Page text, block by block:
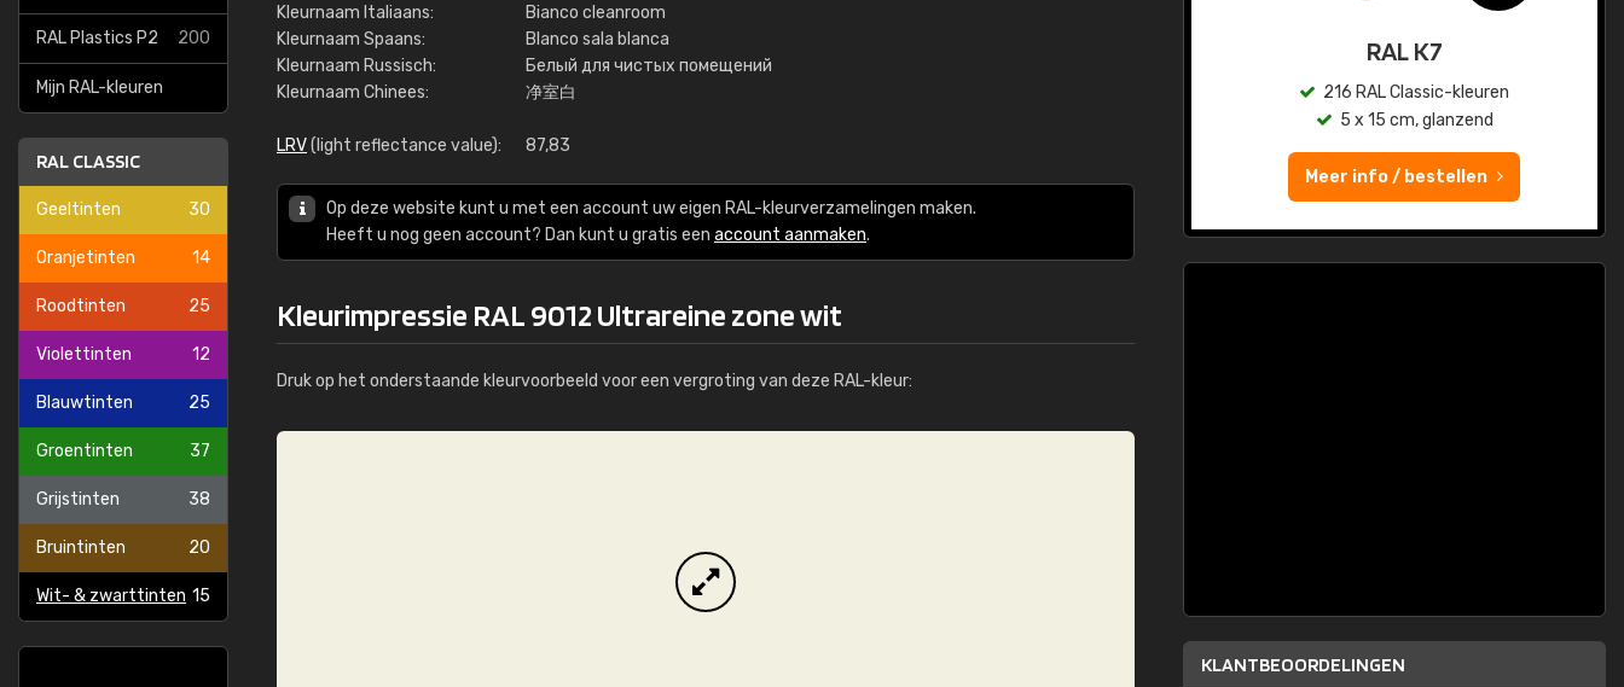
RAL Plastics P2 200
Mijn RAL-kleuren
RAL CLASSIC
Geeltinten 30
Oranjetinten 14
Roodtinten 25
Violettinten 12
Blauwtinten 25
Groentinten 37
Grijstinten 38
Bruintinten 20
Wit- & zwarttinten 15
Kleurnaam Italiaans:
Bianco cleanroom
Kleurnaam Spaans:
Blanco sala blanca
Kleurnaam Russisch:
Белый для чистых помещений
Kleurnaam Chinees:
净室白
LRV(light reflectance value): 87,83
Op deze website kunt u met een account uw eigen RAL-kleurverzamelingen maken.
Heeft u nog geen account? Dan kunt u gratis een account aanmaken.
Kleurimpressie RAL 9012 Ultrareine zone wit
Druk op het onderstaande kleurvoorbeeld voor een vergroting van deze RAL-kleur:
RAL K7
216 RAL Classic-kleuren
5 x 15 cm, glanzend
Meer info / bestellen
KLANTBEOORDELINGEN